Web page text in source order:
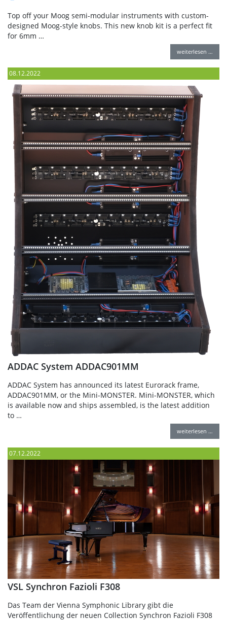
Top off your Moog semi-modular instruments with custom-
designed Moog-style knobs. This new knob kit is a perfect fit
for 6mm …
weiterlesen …
08.12.2022
ADDAC System ADDAC901MM
ADDAC System has announced its latest Eurorack frame,
ADDAC901MM, or the Mini-MONSTER. Mini-MONSTER, which
is available now and ships assembled, is the latest addition
to …
weiterlesen …
07.12.2022
VSL Synchron Fazioli F308
Das Team der Vienna Symphonic Library gibt die
Veröffentlichung der neuen Collection Synchron Fazioli F308